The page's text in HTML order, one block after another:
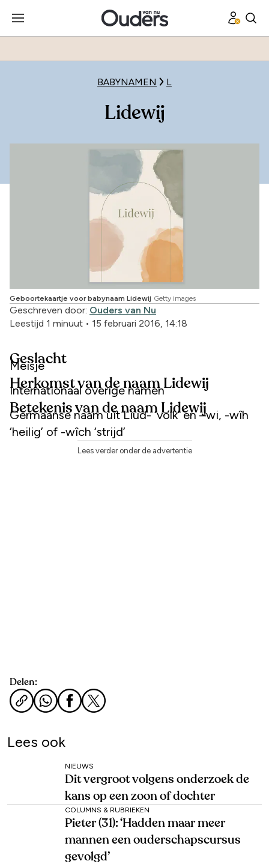
BABYNAMEN L
Lidewij
Geboortekaartje voor babynaam Lidewij Getty images
Geschreven door: Ouders van Nu
Leestijd 1 minuut • 15 februari 2016, 14:18
Geslacht
Meisje
Herkomst van de naam Lidewij
Internationaal overige namen
Betekenis van de naam Lidewij
Germaanse naam uit Liud- ‘volk’ en –wi, -wîh
‘heilig’ of -wîch ‘strijd’
Lees verder onder de advertentie
Delen:
Lees ook
NIEUWS
Dit vergroot volgens onderzoek de
kans op een zoon of dochter
COLUMNS & RUBRIEKEN
Pieter (31): ‘Hadden maar meer
mannen een ouderschapscursus
gevolgd’